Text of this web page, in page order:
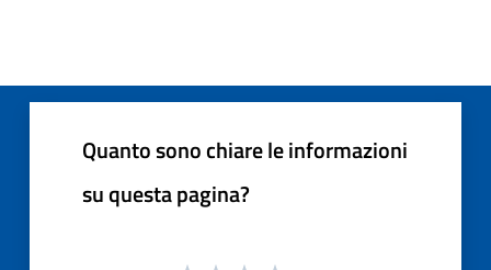
Quanto sono chiare le informazioni
su questa pagina?